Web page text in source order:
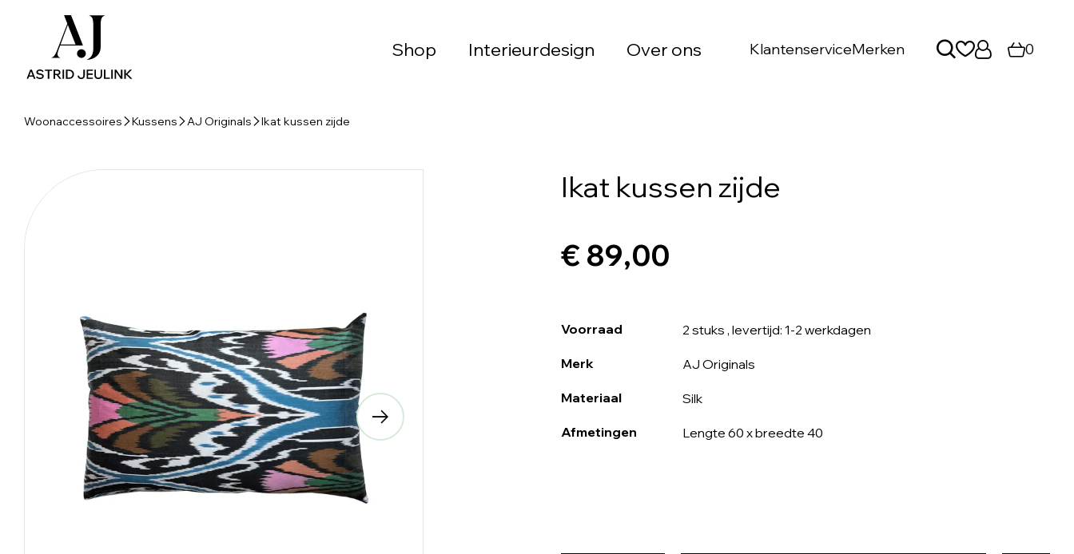
Shop Interieurdesign Over ons KlantenserviceMerken 0
Woonaccessoires Kussens AJ Originals Ikat kussen zijde
Ikat kussen zijde
€ 89,00
Voorraad 2 stuks , levertijd: 1-2 werkdagen
Merk AJ Originals
Materiaal Silk
Afmetingen Lengte 60 x breedte 40